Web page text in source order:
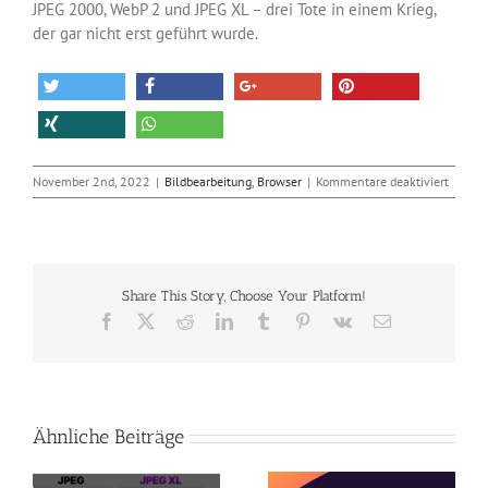
JPEG 2000, WebP 2 und JPEG XL – drei Tote in einem Krieg,
der gar nicht erst geführt wurde.
November 2nd, 2022 | Bildbearbeitung Browser | Kommentare deaktiviertfür
Google
Share This Story, Choose Your Platform!
Facebook RedditLinkedInTumblr Pinterest
Vk
E-
Ähnliche Beiträge